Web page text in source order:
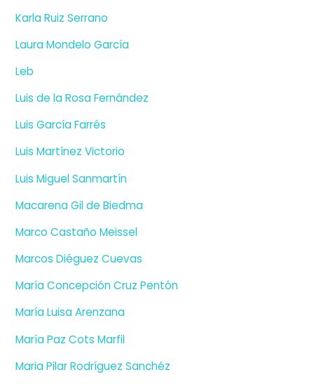
Karla Ruiz Serrano
Laura Mondelo García
Leb
Luis de la Rosa Fernández
Luis García Farrés
Luis Martínez Victorio
Luis Miguel Sanmartín
Macarena Gil de Biedma
Marco Castaño Meissel
Marcos Diéguez Cuevas
María Concepción Cruz Pentón
María Luisa Arenzana
María Paz Cots Marfil
Maria Pilar Rodríguez Sanchéz